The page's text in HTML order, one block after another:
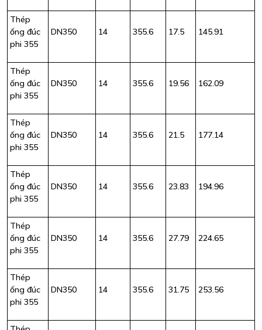
Thép
ống đúc
phi 355
DN350 14 355.6 17.5 145.91
Thép
ống đúc
phi 355
DN350 14 355.6 19.56 162.09
Thép
ống đúc
phi 355
DN350 14 355.6 21.5 177.14
Thép
ống đúc
phi 355
DN350 14 355.6 23.83 194.96
Thép
ống đúc
phi 355
DN350 14 355.6 27.79 224.65
Thép
ống đúc
phi 355
DN350 14 355.6 31.75 253.56